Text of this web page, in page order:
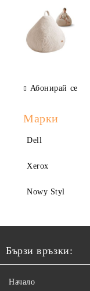
Абонирай се
Марки
Dell
Xerox
Nowy Styl
Бързи връзки:
Начало